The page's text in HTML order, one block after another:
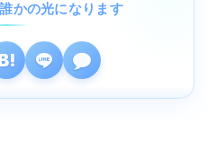
かの光になります